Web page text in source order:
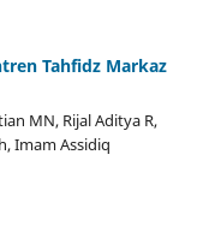
Tahfidz Markaz
MN, Rijal Aditya R,
Imam Assidiq